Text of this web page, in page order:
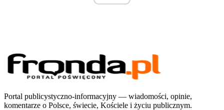
Portal publicystyczno-informacyjny — wiadomości, opinie,
komentarze o Polsce, świecie, Kościele i życiu publicznym.